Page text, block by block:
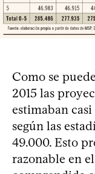
Como se
2015 las
estimaban
según las
49.000. Esto
razonable en